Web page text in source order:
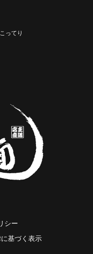
ってり
シー
基づく表示